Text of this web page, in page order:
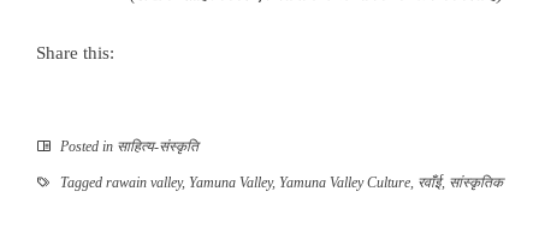
Share this:
Posted in साहित्‍य-संस्कृति
Tagged rawain valley, Yamuna Valley, Yamuna Valley Culture, रवाँई, सांस्कृतिक